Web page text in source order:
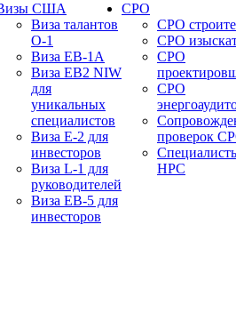
США
Виза талантов
О-1
Виза EB-1A
Виза EB2 NIW
для
уникальных
специалистов
Виза E-2 для
инвесторов
Виза L-1 для
руководителей
Виза EB-5 для
инвесторов
СРО
СРО
СРО
СРО
СРО
проверок
НРС